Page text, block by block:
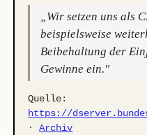
„Wir setzen uns als
beispielsweise
Beibehaltung der
Gewinne ein."
Quelle:
https://
·Archiv